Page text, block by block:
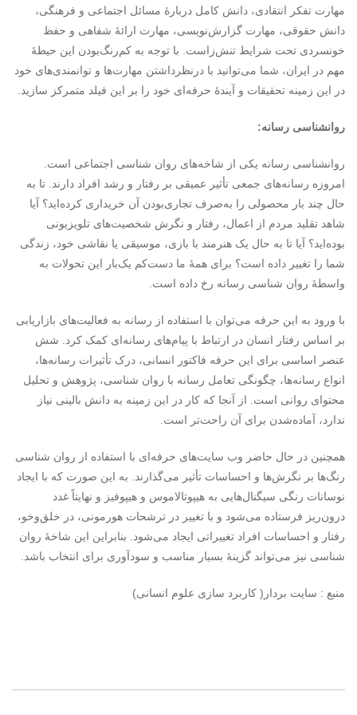
مهارت تفکر انتقادی، دانش کامل دربارۀ مسائل اجتماعی و فرهنگی،
دانش حقوقی، مهارت گزارش‌نویسی، مهارت ارائۀ شفاهی و حفظ
خونسردی تحت شرایط تنش‌زاست. با توجه به کم‌رنگ‌بودن این حیطۀ
مهم در ایران، شما می‌توانید با درنظرداشتن مهارت‌ها و توانمندی‌های خود
در این زمینه تحقیقات و آیندۀ حرفه‌ای خود را بر این فیلد متمرکز سازید.
روانشناسی رسانه:
روانشناسی رسانه یکی از شاخه‌های روان شناسی اجتماعی است.
امروزه رسانه‌های جمعی تأثیر عمیقی بر رفتار و رشد افراد دارند. تا به
حال چند بار محصولی را به‌صرف تجاری‌بودن آن خریداری کرده‌اید؟ آیا
شاهد تقلید مردم از اعمال، رفتار و نگرش شخصیت‌های تلویزیونی
بوده‌اید؟ آیا تا به حال یک هنرمند با بازی، موسیقی یا نقاشی خود، زندگی
شما را تغییر داده است؟ برای همۀ ما دست‌کم یک‌بار این تحولات به
واسطۀ روان شناسی رسانه رخ داده است.
با ورود به این حرفه می‌توان با استفاده از رسانه به فعالیت‌های بازاریابی
بر اساس رفتار انسان در ارتباط با پیام‌های رسانه‌ای کمک کرد. شش
عنصر اساسی برای این حرفه فاکتور انسانی، درک تأثیرات رسانه‌ها،
انواع رسانه‌ها، چگونگی تعامل رسانه با روان شناسی، پژوهش و تحلیل
محتوای روانی است. از آنجا که کار در این زمینه به دانش بالینی نیاز
ندارد، آماده‌شدن برای آن راحت‌تر است.
همچنین در حال حاضر وب سایت‌های حرفه‌ای با استفاده از روان شناسی
رنگ‌ها بر نگرش‌ها و احساسات تأثیر می‌گذارند. به این صورت که با ایجاد
نوسانات رنگی سیگنال‌هایی به هیپوتالاموس و هیپوفیز و نهایتاً غدد
درون‌ریز فرستاده می‌شود و با تغییر در ترشحات هورمونی، در خلق‌وخو،
رفتار و احساسات افراد تغییراتی ایجاد می‌شود. بنابراین این شاخۀ روان
شناسی نیز می‌تواند گزینۀ بسیار مناسب و سودآوری برای انتخاب باشد.
منبع : سایت بردار( کاربرد سازی علوم انسانی)